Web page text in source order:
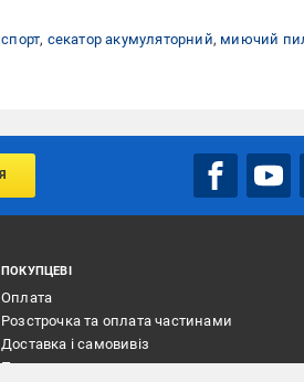
, секатор акумуляторний, миючий
ПОКУПЦЕВІ
Оплата
Розстрочка та оплата частинами
Доставка і самовивіз
Повернення товару